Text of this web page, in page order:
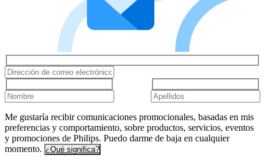
Me gustaría recibir comunicaciones promocionales, basadas en mis
preferencias y comportamiento, sobre productos, servicios, eventos
y promociones de Philips. Puedo darme de baja en cualquier
momento. ¿Qué significa?